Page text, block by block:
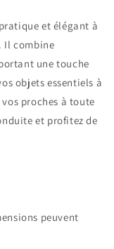
et élégant à
Il combine
une touche
objets essentiels à
proches à toute
et profitez de
peuvent